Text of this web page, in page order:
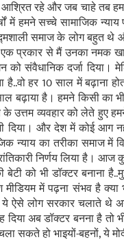
आश्रित रहे और जब चाहे तब
में हमने सच्चे सामाजिक
समाज के लोग बहुत थे
एक प्रकार से मैं उनका
संवैधानिक दर्जा दिया।
हर 10 साल में बढ़ाना
बढ़ाया है। हमने किसी का
व्यवहार को लेते हुए
दिया। और देश में कोई आग
न्याय का तरीका समाज में
निर्णय लिया है। आज
को भी डॉक्टर बनाना
में पढ़ना संभव है क्या
ये ऐसे लोग सरकार चलाते थे
अब डॉक्टर बनना है तो
सकते हो भाइयों-बहनों, ये